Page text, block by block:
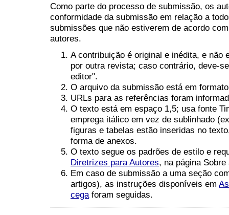
Como parte do processo de submissão, os
conformidade da submissão em relação a
submissões que não estiverem de acordo
autores.
A contribuição é original e inédita, e não
por outra revista; caso contrário, deve-
editor".
O arquivo da submissão está em
URLs para as referências foram
O texto está em espaço 1,5; usa fonte
emprega itálico em vez de sublinhado
figuras e tabelas estão inseridas no
forma de anexos.
O texto segue os padrões de estilo e
Diretrizes para Autores, na página
Em caso de submissão a uma seção
artigos), as instruções disponíveis em
cegaforam seguidas.